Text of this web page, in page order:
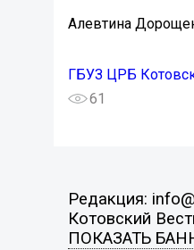
Алевтина
ГБУЗ ЦРБ
61
Редакция:
Котовский
ПОКАЗАТЬ